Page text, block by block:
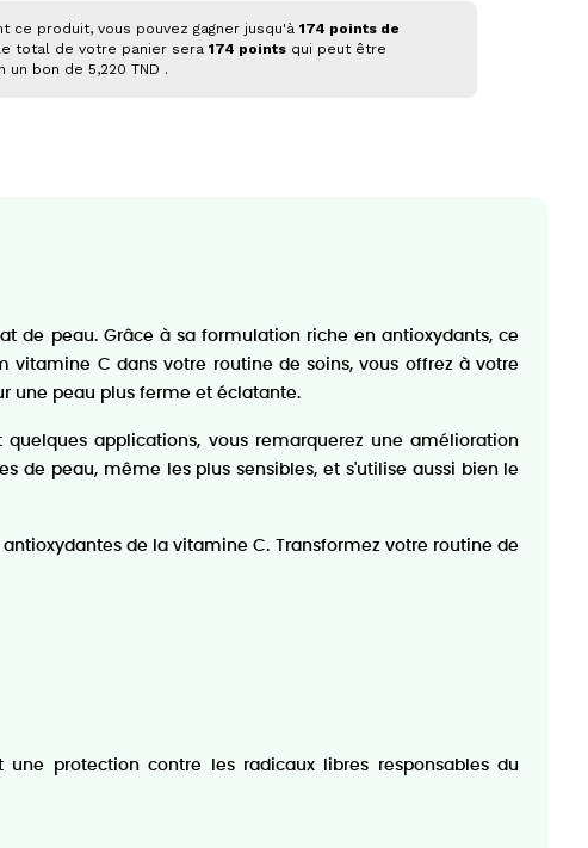
ce produit, vous pouvez gagner jusqu'à 174 points de
total de votre panier sera 174 pointsqui peut être
un bon de 5,220 TND .
de peau. Grâce à sa formulation riche en antioxydants, ce
C dans votre routine de soins, vous offrez à votre
une peau plus ferme et éclatante.
applications, vous remarquerez une amélioration
de peau, même les plus sensibles, et s'utilise aussi bien le
antioxydantes de la vitamine C. Transformez votre routine de
protection contre les radicaux libres responsables du